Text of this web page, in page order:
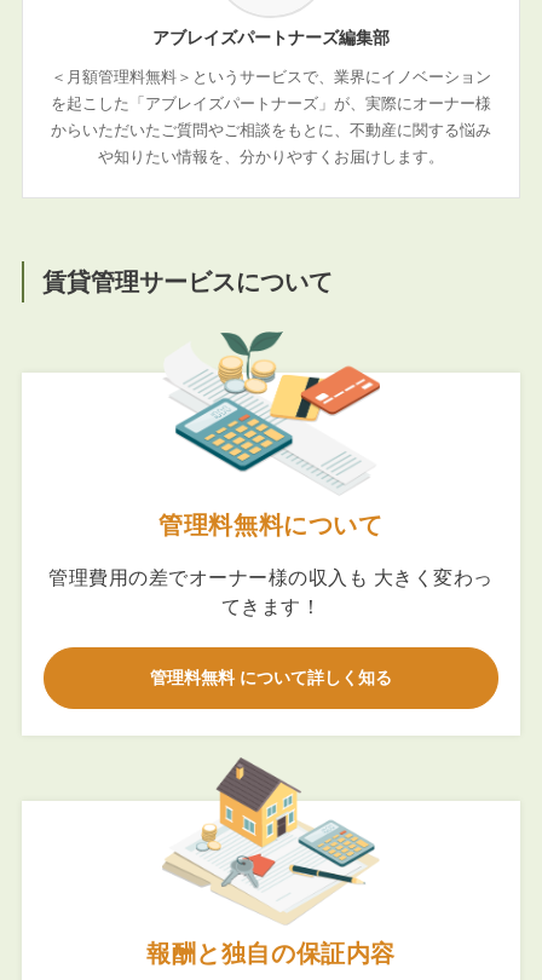
アブレイズパートナーズ編集部
＜月額管理料無料＞というサービスで、業界にイノベーション
を起こした「アブレイズパートナーズ」が、実際にオーナー様
からいただいたご質問やご相談をもとに、不動産に関する悩み
や知りたい情報を、分かりやすくお届けします。
賃貸管理サービスについて
管理料無料について
管理費用の差でオーナー様の収入も 大きく変わっ
てきます！
管理料無料 について詳しく知る
報酬と独自の保証内容